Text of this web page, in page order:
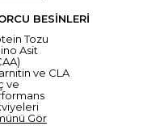
BESİNLERİ
Tozu
Asit
ve CLA
ve
Gör